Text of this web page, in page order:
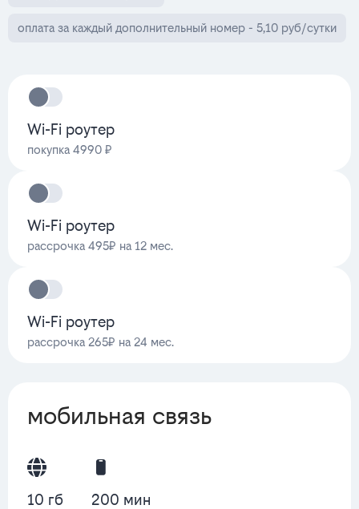
оплата за каждый дополнительный номер - 5,10 руб/сутки
Wi-Fi роутер
покупка 4990 ₽
Wi-Fi роутер
рассрочка 495₽ на 12 мес.
Wi-Fi роутер
рассрочка 265₽ на 24 мес.
мобильная связь
10 гб
200 мин